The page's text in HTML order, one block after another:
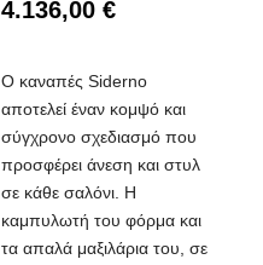
4.136,00€
Ο καναπές Siderno
αποτελεί έναν κομψό και
σύγχρονο σχεδιασμό που
προσφέρει άνεση και στυλ
σε κάθε σαλόνι. Η
καμπυλωτή του φόρμα και
τα απαλά μαξιλάρια του, σε